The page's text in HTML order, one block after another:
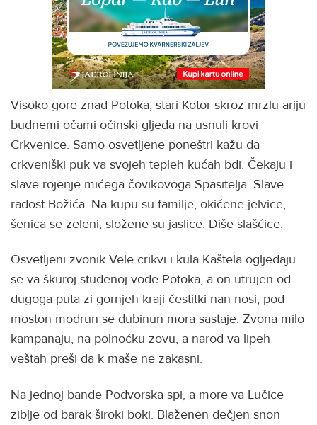
Visoko gore znad Potoka, stari Kotor skroz mrzlu ariju
budnemi očami očinski gljeda na usnuli krovi
Crkvenice. Samo osvetljene poneštri kažu da
crkveniški puk va svojeh tepleh kućah bdi. Čekaju i
slave rojenje mićega čovikovoga Spasitelja. Slave
radost Božića. Na kupu su familje, okićene jelvice,
šenica se zeleni, složene su jaslice. Diše slašćice.
Osvetljeni zvonik Vele crikvi i kula Kaštela ogljedaju
se va škuroj studenoj vode Potoka, a on utrujen od
dugoga puta zi gornjeh kraji čestitki nan nosi, pod
moston modrun se dubinun mora sastaje. Zvona milo
kampanaju, na polnoćku zovu, a narod va lipeh
veštah preši da k maše ne zakasni.
Na jednoj bande Podvorska spi, a more va Lučice
ziblje od barak široki boki. Blaženen dečjen snon